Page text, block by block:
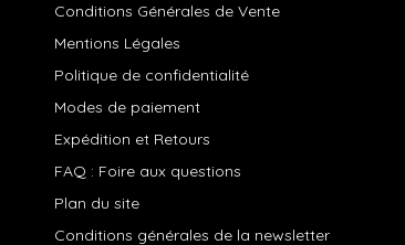
Conditions Générales de Vente
Mentions Légales
Politique de confidentialité
Modes de paiement
Expédition et Retours
FAQ : Foire aux questions
Plan du site
Conditions générales de la newsletter